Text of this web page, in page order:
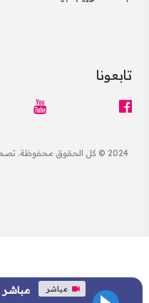
تابعونا
2024 © كل الحقوق محفوظة. تصميم و تطوير الموقع من قبل CreaWorld
مباشر مباشر